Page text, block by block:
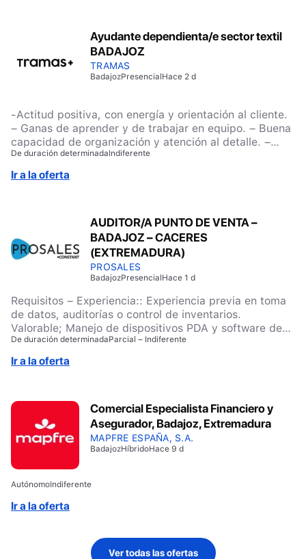
Ayudante dependienta/e sector textil
BADAJOZ
TRAMAS
BadajozPresencialHace 2 d
-Actitud positiva, con energía y orientación al cliente.
– Ganas de aprender y de trabajar en equipo. – Buena
capacidad de organización y atención al detalle. –
Disponibilidad para trabajar en turnos rotativos, de
lunes a domingo según necesidades de la tienda. – Se
valorará experiencia previa en atención al público,
De duración determinadaIndiferente
Ir a la oferta
AUDITOR/A PUNTO DE VENTA –
BADAJOZ – CACERES
(EXTREMADURA)
PROSALES
BadajozPresencialHace 1 d
Requisitos – Experiencia:: Experiencia previa en toma
de datos, auditorías o control de inventarios.
Valorable; Manejo de dispositivos PDA y software de
captura de datos. También se tendrá en cuenta la
experiencia en retail, merchandising o estudios de
mercado. – Formación académica mínima: Bachillerato
Administración, Comercio o Tecnologías de la
Información – IMPORTANTE; Dispones de vehículo
propio (Moto o coche) – Disponibilidad de
incorporación; Inmediata y con disponibilidad de
movilidad por la provincia
De duración determinadaParcial – Indiferente
Ir a la oferta
Comercial Especialista Financiero y
Asegurador, Badajoz, Extremadura
MAPFRE ESPAÑA, S.A.
BadajozHíbridoHace 9 d
AutónomoIndiferente
Ir a la oferta
Ver todas las ofertas